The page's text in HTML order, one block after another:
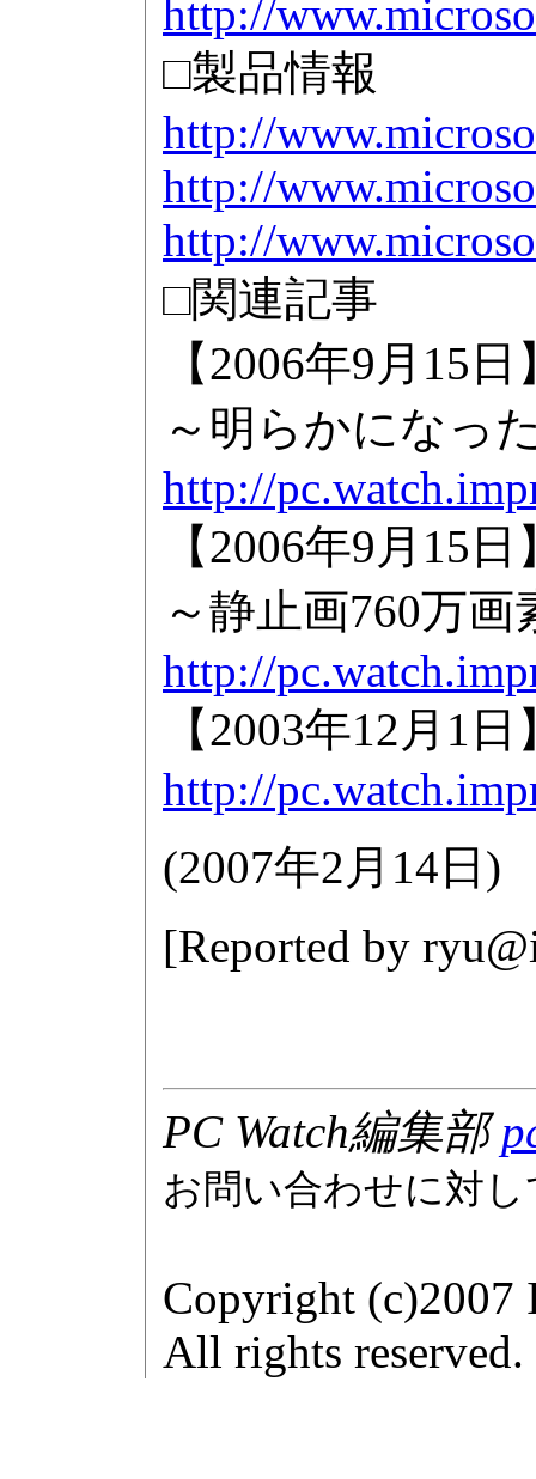
http://
□製品情報
http://
http://
http://
□関連記事
【2006年9月15
～明らかになっ
http://
【2006年9月15
～静止画760万
http://
【2003年12月1
http://
(2007年2月14日 )
[Reported by
PC Watch編集部
お問い合わせに対
Copyright (c)2007
All rights reserved.